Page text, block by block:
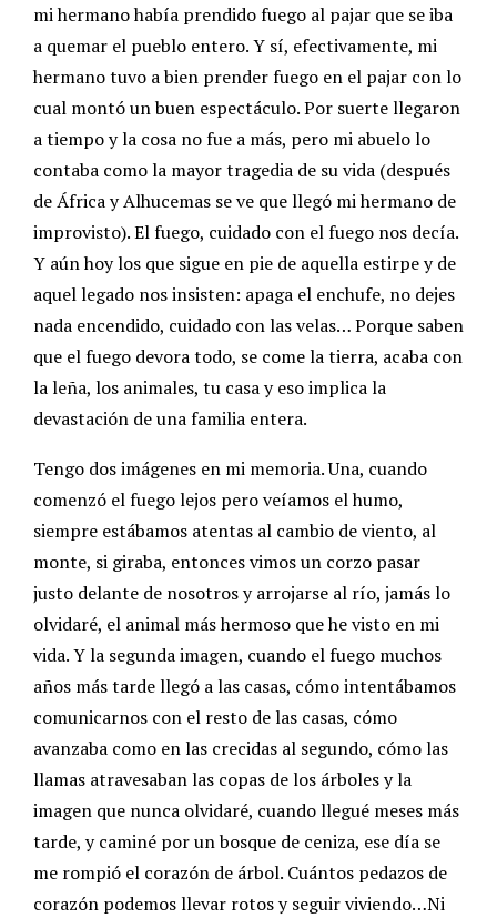
mi hermano había prendido fuego al pajar que se iba
a quemar el pueblo entero. Y sí, efectivamente, mi
hermano tuvo a bien prender fuego en el pajar con lo
cual montó un buen espectáculo. Por suerte llegaron
a tiempo y la cosa no fue a más, pero mi abuelo lo
contaba como la mayor tragedia de su vida (después
de África y Alhucemas se ve que llegó mi hermano de
improvisto). El fuego, cuidado con el fuego nos decía.
Y aún hoy los que sigue en pie de aquella estirpe y de
aquel legado nos insisten: apaga el enchufe, no dejes
nada encendido, cuidado con las velas… Porque saben
que el fuego devora todo, se come la tierra, acaba con
la leña, los animales, tu casa y eso implica la
devastación de una familia entera.
Tengo dos imágenes en mi memoria. Una, cuando
comenzó el fuego lejos pero veíamos el humo,
siempre estábamos atentas al cambio de viento, al
monte, si giraba, entonces vimos un corzo pasar
justo delante de nosotros y arrojarse al río, jamás lo
olvidaré, el animal más hermoso que he visto en mi
vida. Y la segunda imagen, cuando el fuego muchos
años más tarde llegó a las casas, cómo intentábamos
comunicarnos con el resto de las casas, cómo
avanzaba como en las crecidas al segundo, cómo las
llamas atravesaban las copas de los árboles y la
imagen que nunca olvidaré, cuando llegué meses más
tarde, y caminé por un bosque de ceniza, ese día se
me rompió el corazón de árbol. Cuántos pedazos de
corazón podemos llevar rotos y seguir viviendo…Ni